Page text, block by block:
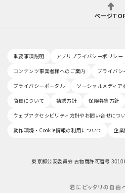
ページ
重要事項説明 アプリプライバシーポリシー
コンテンツ事業者様へのご案内
プライバシ
プライバシーポータル
ソーシャルメディア
商標について
勧誘方針
保険募集方針
ウェブアクセシビリティ方針やお問い合せにつ
動作環境・Cookie情報の利用について
企
東京都公安委員会 古物商許可番号